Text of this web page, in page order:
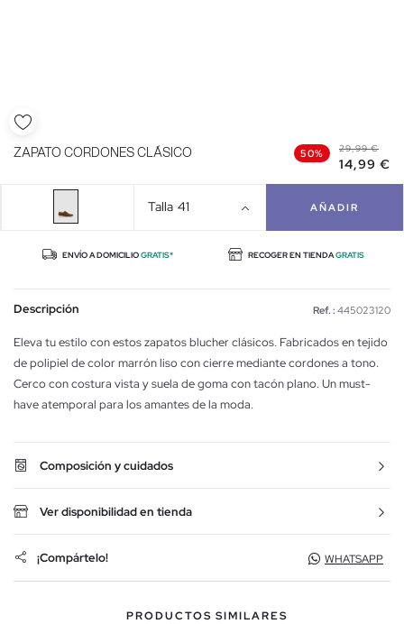
ZAPATO CORDONES CLÁSICO 50% 29,99 €
14,99 €
Talla 41 AÑADIR
ENVÍO A DOMICILIOGRATIS* RECOGER EN TIENDAGRATIS
Descripción Ref. : 445023120
Eleva tu estilo con estos zapatos blucher clásicos. Fabricados en tejido
de polipiel de color marrón liso con cierre mediante cordones a tono.
Cerco con costura vista y suela de goma con tacón plano. Un must-
have atemporal para los amantes de la moda.
Composición y cuidados
Ver disponibilidad en tienda
¡Compártelo! WHATSAPP
PRODUCTOS SIMILARES